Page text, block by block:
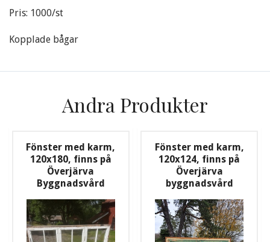
Pris: 1000/st
Kopplade bågar
Andra Produkter
Fönster med karm,
120x180, finns på
Överjärva
Byggnadsvård
Fönster med karm,
120x124, finns på
Överjärva
byggnadsvård